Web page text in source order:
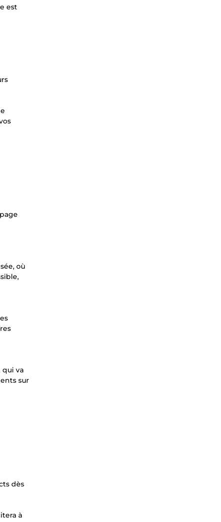
est
où
qui va
sur
dès
à